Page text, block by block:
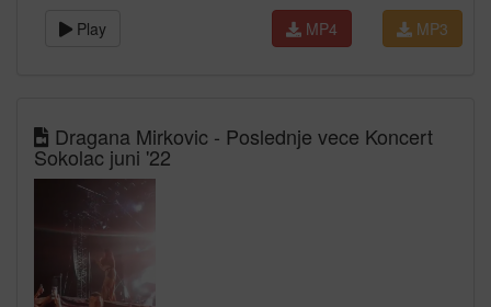
Play MP3
MP4
Dragana Mirkovic - Poslednje vece Koncert
Sokolac juni '22